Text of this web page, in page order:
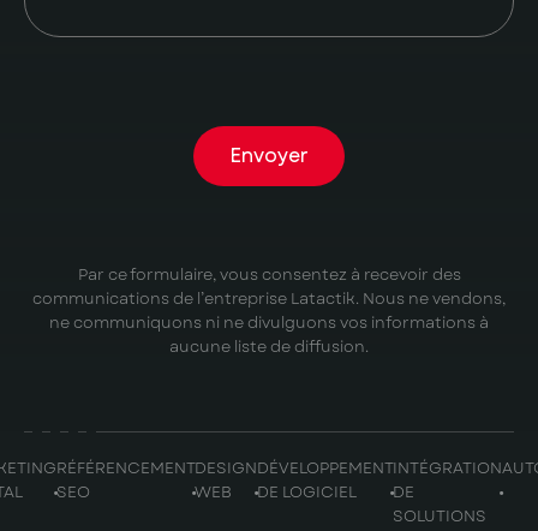
Envoyer
Par ce formulaire, vous consentez à recevoir des
communications de l’entreprise Latactik. Nous ne vendons,
ne communiquons ni ne divulguons vos informations à
aucune liste de diffusion.
RÉFÉRENCEMENT
SEO
DESIGN
WEB
DÉVELOPPEMENT
DE LOGICIEL
INTÉGRATION
DE
SOLUTIONS